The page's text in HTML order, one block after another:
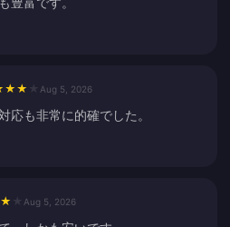
★ ★ Aug 5, 2026
応も非常に的確でした。
★ Aug 5, 2026